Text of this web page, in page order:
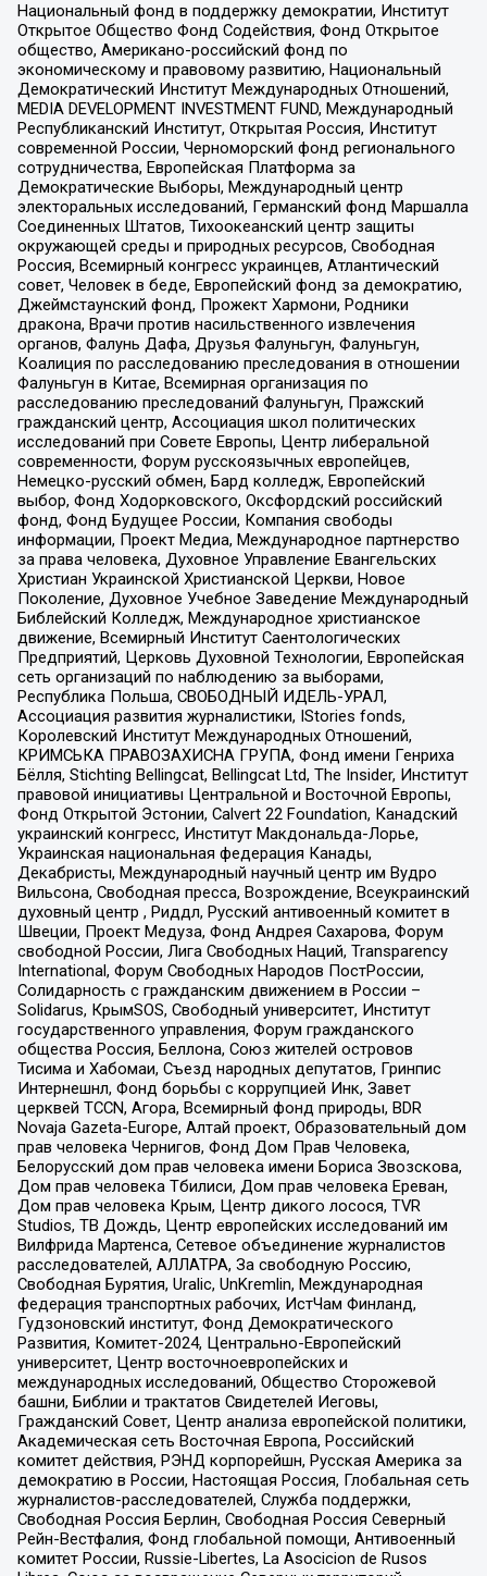
Национальный фонд в поддержку демократии, Институт
Открытое Общество Фонд Содействия, Фонд Открытое
общество, Американо-российский фонд по
экономическому и правовому развитию, Национальный
Демократический Институт Международных Отношений,
MEDIA DEVELOPMENT INVESTMENT FUND, Международный
Республиканский Институт, Открытая Россия, Институт
современной России, Черноморский фонд регионального
сотрудничества, Европейская Платформа за
Демократические Выборы, Международный центр
электоральных исследований, Германский фонд Маршалла
Соединенных Штатов, Тихоокеанский центр защиты
окружающей среды и природных ресурсов, Свободная
Россия, Всемирный конгресс украинцев, Атлантический
совет, Человек в беде, Европейский фонд за демократию,
Джеймстаунский фонд, Прожект Хармони, Родники
дракона, Врачи против насильственного извлечения
органов, Фалунь Дафа, Друзья Фалуньгун, Фалуньгун,
Коалиция по расследованию преследования в отношении
Фалуньгун в Китае, Всемирная организация по
расследованию преследований Фалуньгун, Пражский
гражданский центр, Ассоциация школ политических
исследований при Совете Европы, Центр либеральной
современности, Форум русскоязычных европейцев,
Немецко-русский обмен, Бард колледж, Европейский
выбор, Фонд Ходорковского, Оксфордский российский
фонд, Фонд Будущее России, Компания свободы
информации, Проект Медиа, Международное партнерство
за права человека, Духовное Управление Евангельских
Христиан Украинской Христианской Церкви, Новое
Поколение, Духовное Учебное Заведение Международный
Библейский Колледж, Международное христианское
движение, Всемирный Институт Саентологических
Предприятий, Церковь Духовной Технологии, Европейская
сеть организаций по наблюдению за выборами,
Республика Польша, СВОБОДНЫЙ ИДЕЛЬ-УРАЛ,
Ассоциация развития журналистики, IStories fonds,
Королевский Институт Международных Отношений,
КРИМСЬКА ПРАВОЗАХИСНА ГРУПА, Фонд имени Генриха
Бёлля, Stichting Bellingcat, Bellingcat Ltd, The Insider, Институт
правовой инициативы Центральной и Восточной Европы,
Фонд Открытой Эстонии, Calvert 22 Foundation, Канадский
украинский конгресс, Институт Макдональда-Лорье,
Украинская национальная федерация Канады,
Декабристы, Международный научный центр им Вудро
Вильсона, Свободная пресса, Возрождение, Всеукраинский
духовный центр , Риддл, Русский антивоенный комитет в
Швеции, Проект Медуза, Фонд Андрея Сахарова, Форум
свободной России, Лига Свободных Наций, Transparеncy
International, Форум Свободных Народов ПостРоссии,
Солидарность с гражданским движением в России –
Solidarus, КрымSOS, Свободный университет, Институт
государственного управления, Форум гражданского
общества Россия, Беллона, Союз жителей островов
Тисима и Хабомаи, Съезд народных депутатов, Гринпис
Интернешнл, Фонд борьбы с коррупцией Инк, Завет
церквей TCCN, Агора, Всемирный фонд природы, BDR
Novaja Gazeta-Europe, Алтай проект, Образовательный дом
прав человека Чернигов, Фонд Дом Прав Человека,
Белорусский дом прав человека имени Бориса Звозскова,
Дом прав человека Тбилиси, Дом прав человека Ереван,
Дом прав человека Крым, Центр дикого лосося, TVR
Studios, ТВ Дождь, Центр европейских исследований им
Вилфрида Мартенса, Сетевое объединение журналистов
расследователей, АЛЛАТРА, За свободную Россию,
Свободная Бурятия, Uralic, UnKremlin, Международная
федерация транспортных рабочих, ИстЧам Финланд,
Гудзоновский институт, Фонд Демократического
Развития, Комитет-2024, Центрально-Европейский
университет, Центр восточноевропейских и
международных исследований, Общество Сторожевой
башни, Библии и трактатов Свидетелей Иеговы,
Гражданский Совет, Центр анализа европейской политики,
Академическая сеть Восточная Европа, Российский
комитет действия, РЭНД корпорейшн, Русская Америка за
демократию в России, Настоящая Россия, Глобальная сеть
журналистов-расследователей, Служба поддержки,
Свободная Россия Берлин, Свободная Россия Северный
Рейн-Вестфалия, Фонд глобальной помощи, Антивоенный
комитет России, Russie-Libertes, La Asocicion de Rusos